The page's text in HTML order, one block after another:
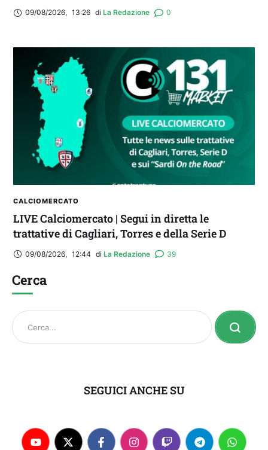
09/08/2026, 13:26 di La Redazione 0
CALCIOMERCATO
LIVE Calciomercato | Segui in diretta le
trattative di Cagliari, Torres e della Serie D
09/08/2026, 12:44 di La Redazione 39
Cerca
SEGUICI ANCHE SU